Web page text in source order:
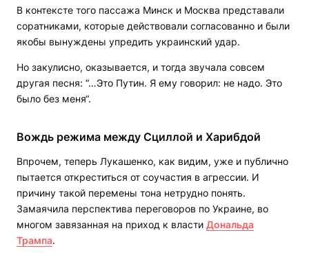
В контексте того пассажа Минск и Москва представали
соратниками, которые действовали согласованно и были
якобы вынуждены упредить украинский удар.
Но закулисно, оказывается, и тогда звучала совсем
другая песня: “…Это Путин. Я ему говорил: не надо. Это
было без меня“.
Вождь режима между Сциллой и Харибдой
Впрочем, теперь Лукашенко, как видим, уже и публично
пытается откреститься от соучастия в агрессии. И
причину такой перемены тона нетрудно понять.
Замаячила перспектива переговоров по Украине, во
многом завязанная на приход к власти Дональда
Трампа.